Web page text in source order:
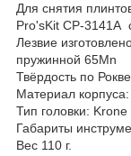
Для снятия
Pro'sKit CP-3141A
Лезвие
пружинной 65Mn
Твёрдость по
Материал корпуса:
Тип головки: Krone
Габариты
Вес 110 г.